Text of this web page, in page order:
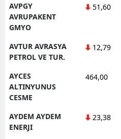
AVPGY
AVRUPAKENT
GMYO
51,60
AVTUR AVRASYA
PETROL VE TUR.
12,79
AYCES
ALTINYUNUS
CESME
464,00
AYDEM AYDEM
ENERJI
23,38